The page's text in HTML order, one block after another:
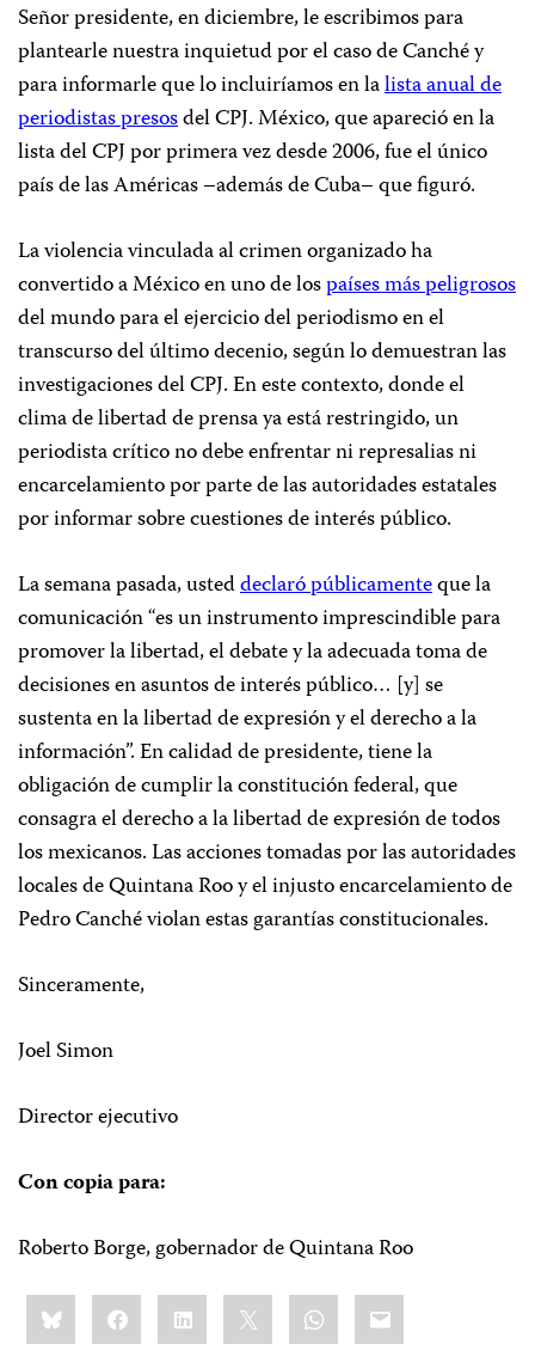
Señor presidente, en diciembre, le escribimos para
plantearle nuestra inquietud por el caso de Canché y
para informarle que lo incluiríamos en lalista anual de
periodistas presosdel CPJ. México, que apareció en la
lista del CPJ por primera vez desde 2006, fue el único
país de las Américas –además de Cuba– que figuró.
La violencia vinculada al crimen organizado ha
convertido a México en uno de lospaíses más peligrosos
del mundo para el ejercicio del periodismo en el
transcurso del último decenio, según lo demuestran las
investigaciones del CPJ. En este contexto, donde el
clima de libertad de prensa ya está restringido, un
periodista crítico no debe enfrentar ni represalias ni
encarcelamiento por parte de las autoridades estatales
por informar sobre cuestiones de interés público.
La semana pasada, usteddeclaró públicamenteque la
comunicación “es un instrumento imprescindible para
promover la libertad, el debate y la adecuada toma de
decisiones en asuntos de interés público… [y] se
sustenta en la libertad de expresión y el derecho a la
información”. En calidad de presidente, tiene la
obligación de cumplir la constitución federal, que
consagra el derecho a la libertad de expresión de todos
los mexicanos. Las acciones tomadas por las autoridades
locales de Quintana Roo y el injusto encarcelamiento de
Pedro Canché violan estas garantías constitucionales.
Sinceramente,
Joel Simon
Director ejecutivo
Con copia para:
Roberto Borge, gobernador de Quintana Roo
Share
this:BlueskyFacebookLinkedIn WhatsApp
Email